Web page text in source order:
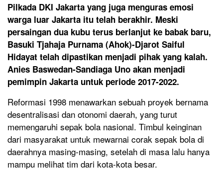
Pilkada DKI Jakarta yang juga menguras emosi
warga luar Jakarta itu telah berakhir. Meski
persaingan dua kubu terus berlanjut ke babak baru,
Basuki Tjahaja Purnama (Ahok)-Djarot Saiful
Hidayat telah dipastikan menjadi pihak yang kalah.
Anies Baswedan-Sandiaga Uno akan menjadi
pemimpin Jakarta untuk periode 2017-2022.
Reformasi 1998 menawarkan sebuah proyek bernama
desentralisasi dan otonomi daerah, yang turut
memengaruhi sepak bola nasional. Timbul keinginan
dari masyarakat untuk mewarnai corak sepak bola di
daerahnya masing-masing, setelah di masa lalu hanya
mampu melihat tim dari kota-kota besar.